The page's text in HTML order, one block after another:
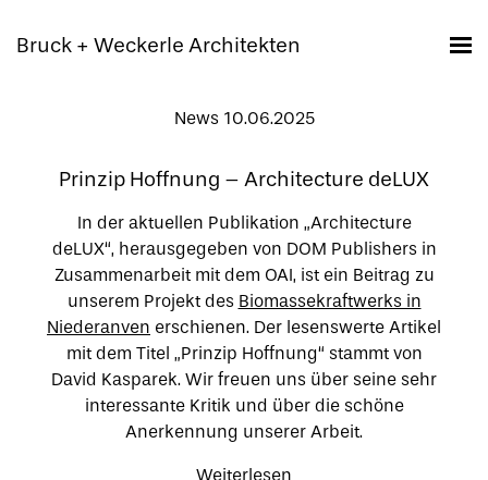
Bruck + Weckerle Architekten
News 27.02.2025
Concours Construction Acier
Wir freuen uns sehr, mitteilen zu dürfen, dass
die von uns in Zusammenarbeit mit InCA
Ingénieurs Conseils Associés entworfene
Passerelle der Ecole internationale in
Differdange anlässlich der Journée Concours
Acier Luxembourg in der Kategorie D
(Architektonische Elemente) des Concours
Construction Acier Belux 2024 nominiert wurde.
Mehr Informationen zu diesem Projekt: